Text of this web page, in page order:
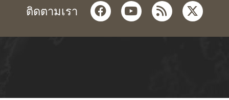
ติดตามเรา facebookyoutube
rss twitter